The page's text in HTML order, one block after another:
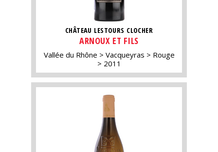
CHÂTEAU LESTOURS CLOCHER
ARNOUX ET FILS
Vallée du Rhône Vacqueyras
Rouge
2011